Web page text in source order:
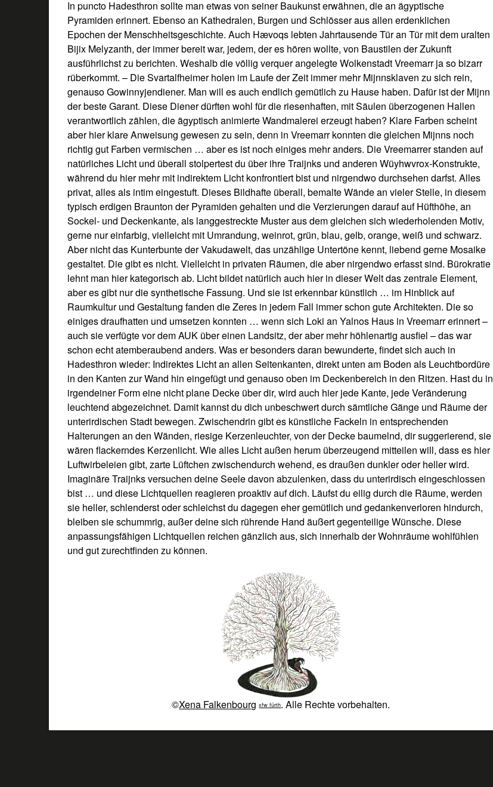
In puncto Hadesthron sollte man etwas von seiner Baukunst erwähnen, die an ägyptische
Pyramiden erinnert. Ebenso an Kathedralen, Burgen und Schlösser aus allen erdenklichen
Epochen der Menschheitsgeschichte. Auch Hævoqs lebten Jahrtausende Tür an Tür mit dem uralten
Bijix Melyzanth, der immer bereit war, jedem, der es hören wollte, von Baustilen der Zukunft
ausführlichst zu berichten. Weshalb die völlig verquer angelegte Wolkenstadt Vreemarr ja so bizarr
rüberkommt. – Die Svartalfheimer holen im Laufe der Zeit immer mehr Mijnnsklaven zu sich rein,
genauso Gowinnyjendiener. Man will es auch endlich gemütlich zu Hause haben. Dafür ist der Mijnn
der beste Garant. Diese Diener dürften wohl für die riesenhaften, mit Säulen überzogenen Hallen
verantwortlich zählen, die ägyptisch animierte Wandmalerei erzeugt haben? Klare Farben scheint
aber hier klare Anweisung gewesen zu sein, denn in Vreemarr konnten die gleichen Mijnns noch
richtig gut Farben vermischen … aber es ist noch einiges mehr anders. Die Vreemarrer standen auf
natürliches Licht und überall stolpertest du über ihre Traijnks und anderen Wüyhwvrox-Konstrukte,
während du hier mehr mit indirektem Licht konfrontiert bist und nirgendwo durchsehen darfst. Alles
privat, alles als intim eingestuft. Dieses Bildhafte überall, bemalte Wände an vieler Stelle, in diesem
typisch erdigen Braunton der Pyramiden gehalten und die Verzierungen darauf auf Hüfthöhe, an
Sockel- und Deckenkante, als langgestreckte Muster aus dem gleichen sich wiederholenden Motiv,
gerne nur einfarbig, vielleicht mit Umrandung, weinrot, grün, blau, gelb, orange, weiß und schwarz.
Aber nicht das Kunterbunte der Vakudawelt, das unzählige Untertöne kennt, liebend gerne Mosaike
gestaltet. Die gibt es nicht. Vielleicht in privaten Räumen, die aber nirgendwo erfasst sind. Bürokratie
lehnt man hier kategorisch ab. Licht bildet natürlich auch hier in dieser Welt das zentrale Element,
aber es gibt nur die synthetische Fassung. Und sie ist erkennbar künstlich … im Hinblick auf
Raumkultur und Gestaltung fanden die Zeres in jedem Fall immer schon gute Architekten. Die so
einiges draufhatten und umsetzen konnten … wenn sich Loki an Yalnos Haus in Vreemarr erinnert –
auch sie verfügte vor dem AUK über einen Landsitz, der aber mehr höhlenartig ausfiel – das war
schon echt atemberaubend anders. Was er besonders daran bewunderte, findet sich auch in
Hadesthron wieder: Indirektes Licht an allen Seitenkanten, direkt unten am Boden als Leuchtbordüre
in den Kanten zur Wand hin eingefügt und genauso oben im Deckenbereich in den Ritzen. Hast du in
irgendeiner Form eine nicht plane Decke über dir, wird auch hier jede Kante, jede Veränderung
leuchtend abgezeichnet. Damit kannst du dich unbeschwert durch sämtliche Gänge und Räume der
unterirdischen Stadt bewegen. Zwischendrin gibt es künstliche Fackeln in entsprechenden
Halterungen an den Wänden, riesige Kerzenleuchter, von der Decke baumelnd, dir suggerierend, sie
wären flackerndes Kerzenlicht. Wie alles Licht außen herum überzeugend mitteilen will, dass es hier
Luftwirbeleien gibt, zarte Lüftchen zwischendurch wehend, es draußen dunkler oder heller wird.
Imaginäre Traijnks versuchen deine Seele davon abzulenken, dass du unterirdisch eingeschlossen
bist … und diese Lichtquellen reagieren proaktiv auf dich. Läufst du eilig durch die Räume, werden
sie heller, schlenderst oder schleichst du dagegen eher gemütlich und gedankenverloren hindurch,
bleiben sie schummrig, außer deine sich rührende Hand äußert gegenteilige Wünsche. Diese
anpassungsfähigen Lichtquellen reichen gänzlich aus, sich innerhalb der Wohnräume wohlfühlen
und gut zurechtfinden zu können.
©Xena Falkenbourg xfw fürth. Alle Rechte vorbehalten.